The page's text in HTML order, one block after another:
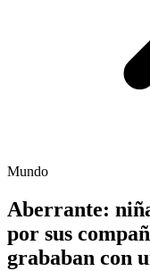
Mundo
Aberrante:
por sus
grababan con